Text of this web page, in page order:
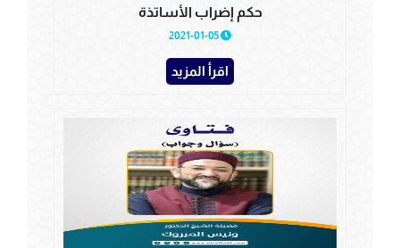
حكم إضراب الأساتذة
اقرأ المزيد